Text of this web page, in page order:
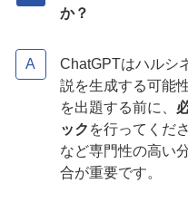
か？
ChatGPTはハルシ
説を生成する可能
を出題する前に、
ック を行ってくだ
など専門性の高い
合が重要です。